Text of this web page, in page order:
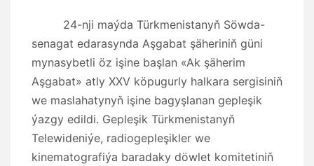
24-nji maýda Türkmenistanyň Söwda-
senagat edarasynda Aşgabat şäheriniň güni
mynasybetli öz işine başlan «Ak şäherim
Aşgabat» atly XXV köpugurly halkara sergisiniň
we maslahatynyň işine bagyşlanan gepleşik
ýazgy edildi. Gepleşik Türkmenistanyň
Telewideniýe, radiogepleşikler we
kinematografiýa baradaky döwlet komitetiniň